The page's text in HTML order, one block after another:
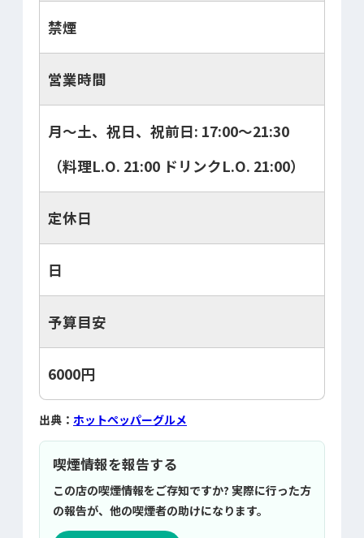
禁煙
営業時間
月～土、祝日、祝前日: 17:00～21:30
（料理L.O. 21:00 ドリンクL.O. 21:00）
定休日
日
予算目安
6000円
出典： ホットペッパーグルメ
喫煙情報を報告する
この店の喫煙情報をご存知ですか? 実際に行った方
の報告が、他の喫煙者の助けになります。